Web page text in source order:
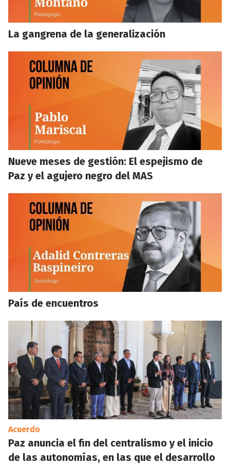
La gangrena de la generalización
Nueve meses de gestión: El espejismo de
Paz y el agujero negro del MAS
País de encuentros
Acuerdo
Paz anuncia el fin del centralismo y el inicio
de las autonomías, en las que el desarrollo